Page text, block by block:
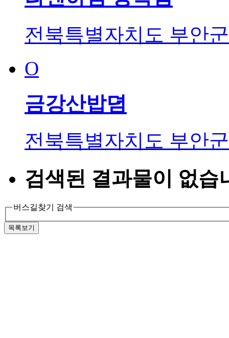
전북특별자치도 부안
O
금강산밥뎜
전북특별자치도 부안
검색된 결과물이 없습
버스길찾기 검색
목록보기